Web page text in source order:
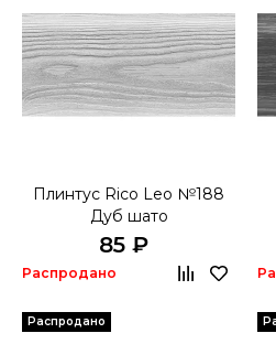
Плинтус Rico Leo №188
Дуб шато
85 ₽
Распродано
Распродано